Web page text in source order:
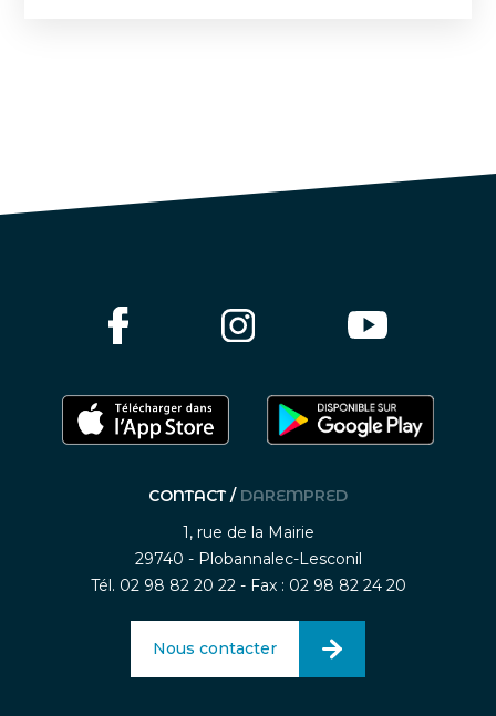
CONTACT / DAREMPRED
1, rue de la Mairie
29740 - Plobannalec-Lesconil
Tél. 02 98 82 20 22 - Fax : 02 98 82 24 20
Nous contacter